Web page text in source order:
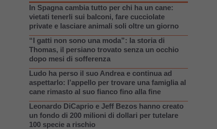
In Spagna cambia tutto per chi ha un cane:
vietati tenerli sui balconi, fare cucciolate
private e lasciare animali soli oltre un giorno
“I gatti non sono una moda”: la storia di
Thomas, il persiano trovato senza un occhio
dopo mesi di sofferenza
Ludo ha perso il suo Andrea e continua ad
aspettarlo: l’appello per trovare una famiglia al
cane rimasto al suo fianco fino alla fine
Leonardo DiCaprio e Jeff Bezos hanno creato
un fondo di 200 milioni di dollari per tutelare
100 specie a rischio